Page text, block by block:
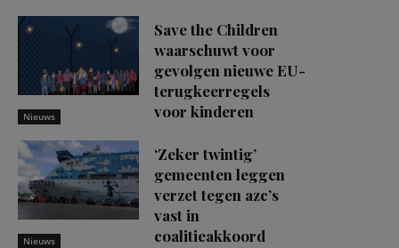
Nieuws
Save the Children
waarschuwt voor
gevolgen nieuwe EU-
terugkeerregels
voor kinderen
Nieuws
‘Zeker twintig’
gemeenten leggen
verzet tegen azc’s
vast in
coalitieakkoord